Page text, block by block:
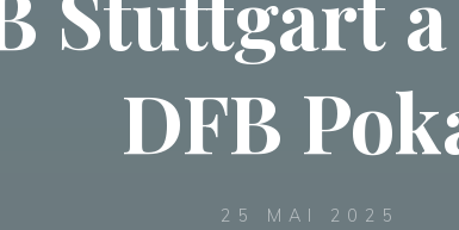
DFB
25 MAI 2025